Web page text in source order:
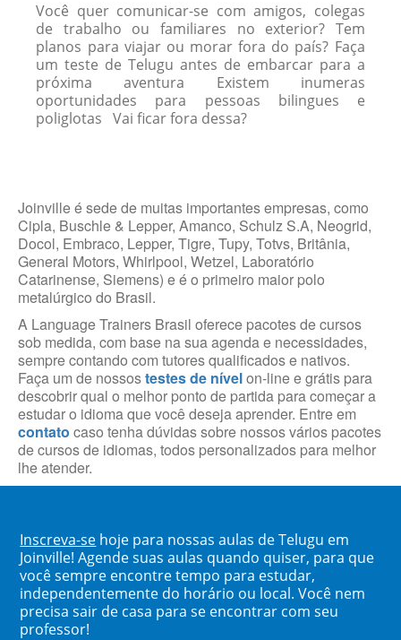
Você quer comunicar-se com amigos, colegas
de trabalho ou familiares no exterior? Tem
planos para viajar ou morar fora do país? Faça
um teste de Telugu antes de embarcar para a
próxima aventura Existem inumeras
oportunidades para pessoas bilingues e
poliglotas Vai ficar fora dessa?
Joinville é sede de muitas importantes empresas, como
Cipla, Buschle & Lepper, Amanco, Schulz S.A, Neogrid,
Docol, Embraco, Lepper, Tigre, Tupy, Totvs, Britânia,
General Motors, Whirlpool, Wetzel, Laboratório
Catarinense, Siemens) e é o primeiro maior polo
metalúrgico do Brasil.
A Language Trainers Brasil oferece pacotes de cursos
sob medida, com base na sua agenda e necessidades,
sempre contando com tutores qualificados e nativos.
Faça um de nossostestes de nívelon-line e grátis para
descobrir qual o melhor ponto de partida para começar a
estudar o idioma que você deseja aprender. Entre em
contato caso tenha dúvidas sobre nossos vários pacotes
de cursos de idiomas, todos personalizados para melhor
lhe atender.
Inscreva-se hoje para nossas aulas de Telugu em
Joinville! Agende suas aulas quando quiser, para que
você sempre encontre tempo para estudar,
independentemente do horário ou local. Você nem
precisa sair de casa para se encontrar com seu
professor!